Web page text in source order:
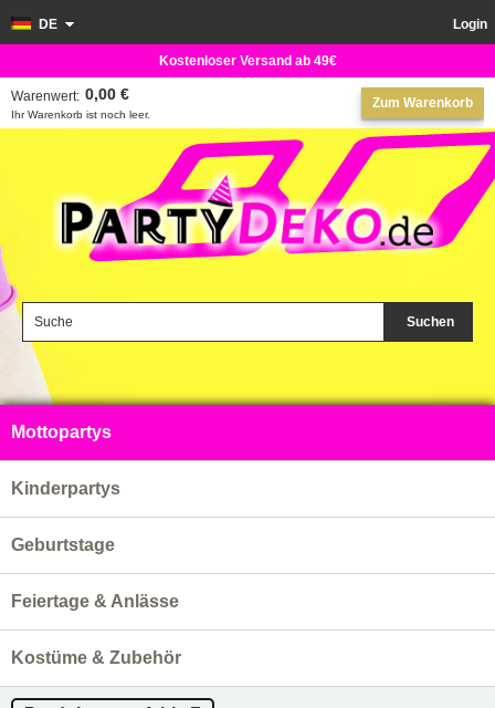
Suchen
Login
DE
Zum Warenkorb
Ihr Warenkorb ist noch leer.
Warenwert: 0,00 €
Kostenloser Versand ab 49€
Mottopartys
Kinderpartys
Geburtstage
Feiertage & Anlässe
Kostüme & Zubehör